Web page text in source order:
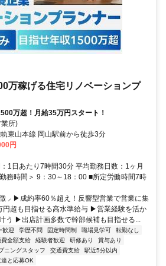
万稼げる住宅リノベーションプ
万超！月給35万円スタート！
所)
東山本線 岡山駅前から徒歩3分
円
1日あたり7時間30分 平均勤務日数：1ヶ月
務時間＞ 9：30～18：00 ■所定労働時間7時
⸝ ▶成約率60％超え！反響型営業で営業に集
超も目指せる高水準給与 ▶営業経験を活か
う ▶出店計画多数で幹部候補も目指せる...
歓迎 学歴不問 固定時間制 職場見学可
転勤なし
費全額支給 経験者歓迎 研修あり
賞与あり
ニングスタッフ 交通費支給
駅近5分以内
達と応募OK